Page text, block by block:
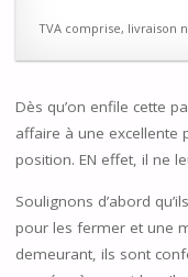
TVA comprise, livraison
Dès qu’on enfile cette
affaire à une excellente
position. EN effet, il ne
Soulignons d’abord
pour les fermer et une
demeurant, ils sont